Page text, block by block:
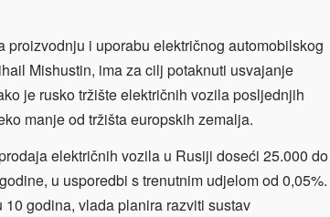
i uporabu električnog automobilskog
Mishustin, ima za cilj potaknuti usvajanje
je rusko tržište električnih vozila posljednjih
manje od tržišta europskih zemalja.
električnih vozila u Rusiji doseći 25.000 do
u usporedbi s trenutnim udjelom od 0,05%.
godina, vlada planira razviti sustav